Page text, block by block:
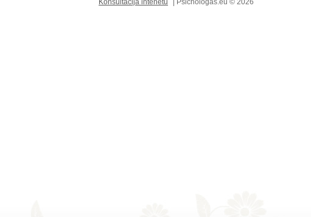
Konsultacija intenetu | Psichologas.eu © 2026